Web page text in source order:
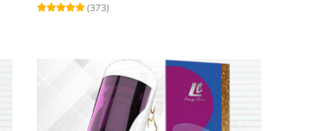
(373)